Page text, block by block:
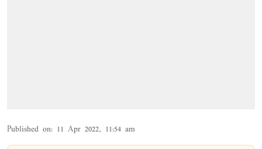
Published on: 11 Apr 2022, 11:54 am